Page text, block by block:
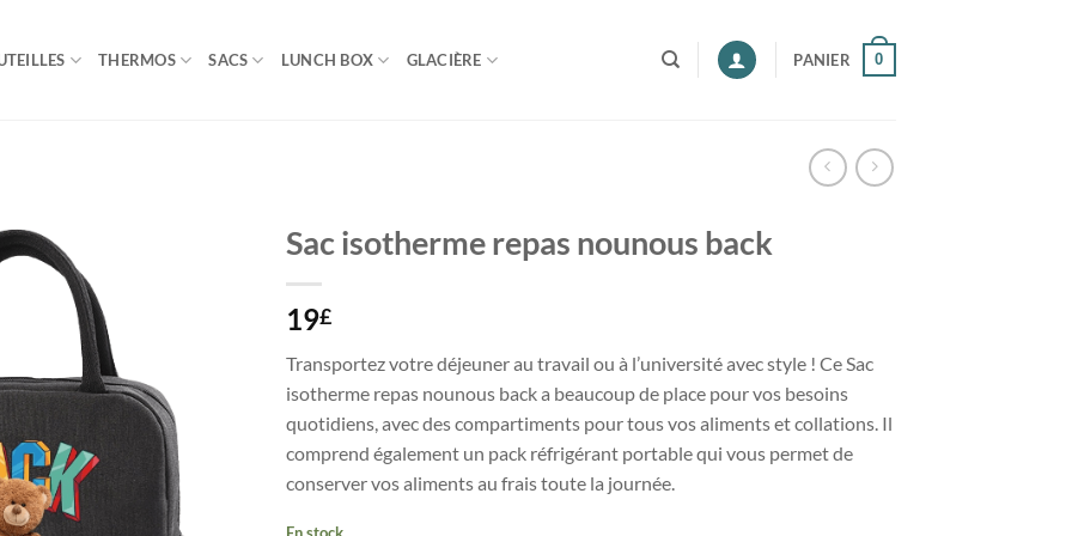
THERMOS SACS LUNCH BOX GLACIÈRE PANIER 0
Sac isotherme repas nounous back
19£
Transportez votre déjeuner au travail ou à l’université avec style ! Ce Sac
isotherme repas nounous back a beaucoup de place pour vos besoins
quotidiens, avec des compartiments pour tous vos aliments et collations. Il
comprend également un pack réfrigérant portable qui vous permet de
conserver vos aliments au frais toute la journée.
En stock